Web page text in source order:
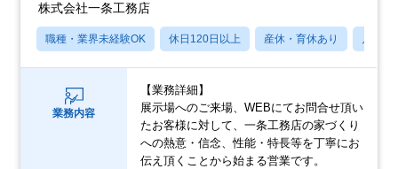
株式会社一条工務店
職種・業界未経験OK 休日120日以上 産休・育休あり 月残業
業務内容
【業務詳細】
展示場へのご来場、WEBにてお問合せ頂い
たお客様に対して、一条工務店の家づくり
への熱意・信念、性能・特長等を丁寧にお
伝え頂くことから始まる営業です。